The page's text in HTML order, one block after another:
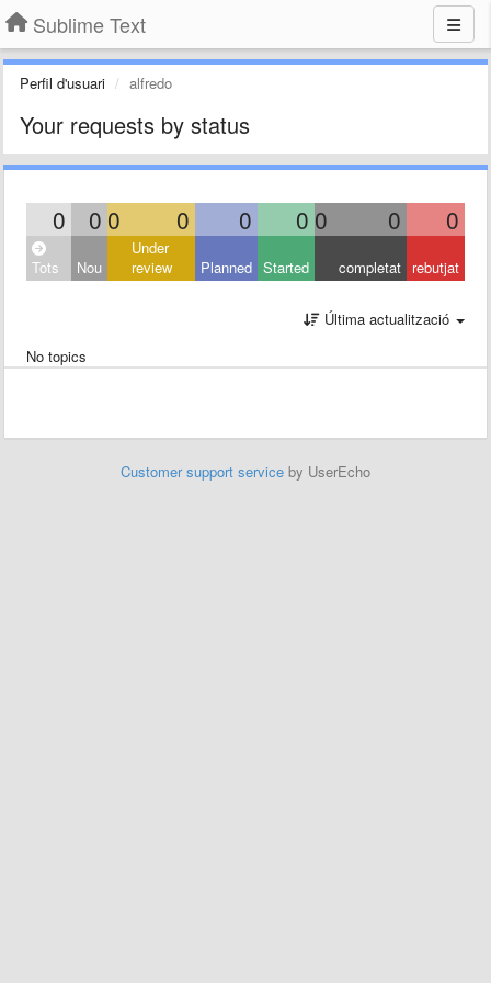
Sublime Text
Perfil d'usuari alfredo
Your requests by status
0 0 0 0 0 0 0 0 0
Tots Nou
Under
review
Planned Started completat rebutjat
Última actualització
No topics
Customer support service by UserEcho